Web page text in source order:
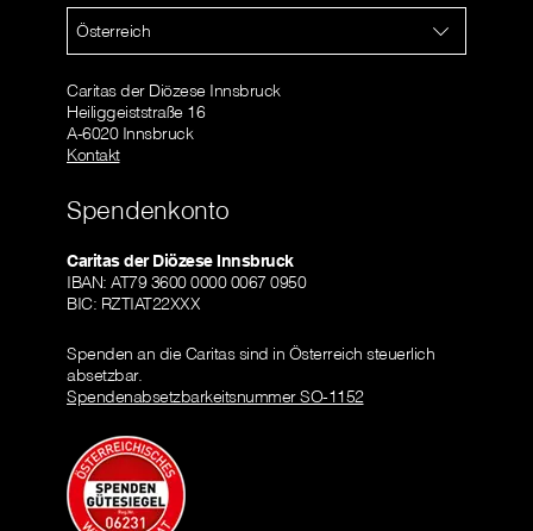
Österreich
Caritas der Diözese Innsbruck
Heiliggeiststraße 16
A-6020 Innsbruck
Kontakt
Spendenkonto
Caritas der Diözese Innsbruck
IBAN: AT79 3600 0000 0067 0950
BIC: RZTIAT22XXX
Spenden an die Caritas sind in Österreich steuerlich
absetzbar.
Spendenabsetzbarkeitsnummer SO-1152